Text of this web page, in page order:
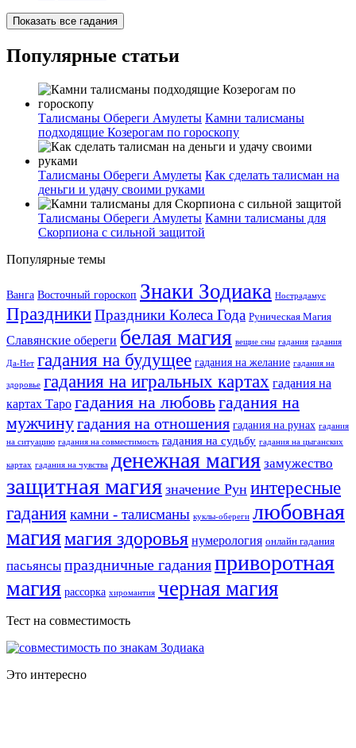
Показать все гадания
Популярные статьи
Талисманы Обереги Амулеты Камни талисманы
подходящие Козерогам по гороскопу
Талисманы Обереги Амулеты Как сделать талисман на
деньги и удачу своими руками
Талисманы Обереги Амулеты Камни талисманы для
Скорпиона с сильной защитой
Популярные темы
Ванга Восточный гороскоп Знаки Зодиака Нострадамус
ПраздникиПраздники Колеса Года Руническая Магия
Славянские обереги белая магия вещие сны гадания гадания
Да-Нет гадания на будущее гадания на желание гадания на
здоровье гадания на игральных картах гадания на
картах Таро гадания на любовьгадания на
мужчинугадания на отношения гадания на рунах гадания
на ситуацию гадания на совместимость гадания на судьбу гадания на цыганских
картах гадания на чувства денежная магия замужество
защитная магия значение Рун интересные
гадания камни - талисманы куклы-обереги любовная
магиямагия здоровья нумерология онлайн гадания
пасьянсы праздничные гаданияприворотная
магия рассорка хиромантия черная магия
Тест на совместимость
Это интересно